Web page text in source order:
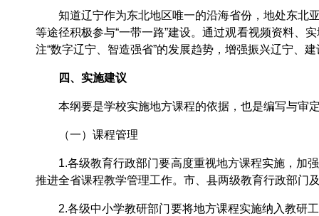
知道辽宁作为东北地区唯一的沿海省份，地处东北亚
等途径积极参与“一带一路”建设。通过观看视频资料、
注“数字辽宁、智造强省”的发展趋势，增强振兴辽宁、
四、实施建议
本纲要是学校实施地方课程的依据，也是编写与审
（一）课程管理
1.各级教育行政部门要高度重视地方课程实施，加强
推进全省课程教学管理工作。市、县两级教育行政部门
2.各级中小学教研部门要将地方课程实施纳入教研工